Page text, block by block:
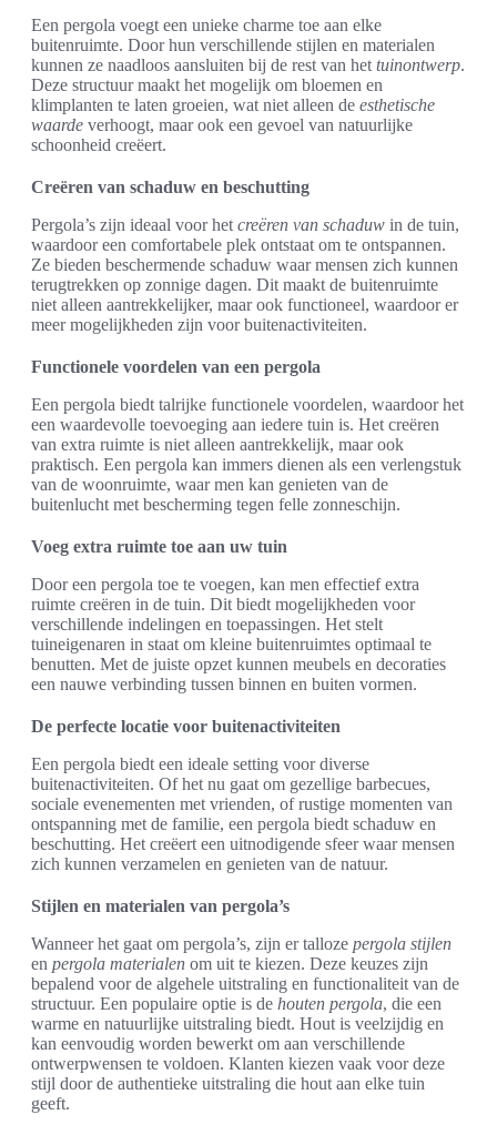
Een pergola voegt een unieke charme toe aan elke
buitenruimte. Door hun verschillende stijlen en materialen
kunnen ze naadloos aansluiten bij de rest van het tuinontwerp.
Deze structuur maakt het mogelijk om bloemen en
klimplanten te laten groeien, wat niet alleen de esthetische
waarde verhoogt, maar ook een gevoel van natuurlijke
schoonheid creëert.
Creëren van schaduw en beschutting
Pergola’s zijn ideaal voor het creëren van schaduw in de tuin,
waardoor een comfortabele plek ontstaat om te ontspannen.
Ze bieden beschermende schaduw waar mensen zich kunnen
terugtrekken op zonnige dagen. Dit maakt de buitenruimte
niet alleen aantrekkelijker, maar ook functioneel, waardoor er
meer mogelijkheden zijn voor buitenactiviteiten.
Functionele voordelen van een pergola
Een pergola biedt talrijke functionele voordelen, waardoor het
een waardevolle toevoeging aan iedere tuin is. Het creëren
van extra ruimte is niet alleen aantrekkelijk, maar ook
praktisch. Een pergola kan immers dienen als een verlengstuk
van de woonruimte, waar men kan genieten van de
buitenlucht met bescherming tegen felle zonneschijn.
Voeg extra ruimte toe aan uw tuin
Door een pergola toe te voegen, kan men effectief extra
ruimte creëren in de tuin. Dit biedt mogelijkheden voor
verschillende indelingen en toepassingen. Het stelt
tuineigenaren in staat om kleine buitenruimtes optimaal te
benutten. Met de juiste opzet kunnen meubels en decoraties
een nauwe verbinding tussen binnen en buiten vormen.
De perfecte locatie voor buitenactiviteiten
Een pergola biedt een ideale setting voor diverse
buitenactiviteiten. Of het nu gaat om gezellige barbecues,
sociale evenementen met vrienden, of rustige momenten van
ontspanning met de familie, een pergola biedt schaduw en
beschutting. Het creëert een uitnodigende sfeer waar mensen
zich kunnen verzamelen en genieten van de natuur.
Stijlen en materialen van pergola’s
Wanneer het gaat om pergola’s, zijn er talloze pergola stijlen
en pergola materialen om uit te kiezen. Deze keuzes zijn
bepalend voor de algehele uitstraling en functionaliteit van de
structuur. Een populaire optie is de houten pergola, die een
warme en natuurlijke uitstraling biedt. Hout is veelzijdig en
kan eenvoudig worden bewerkt om aan verschillende
ontwerpwensen te voldoen. Klanten kiezen vaak voor deze
stijl door de authentieke uitstraling die hout aan elke tuin
geeft.